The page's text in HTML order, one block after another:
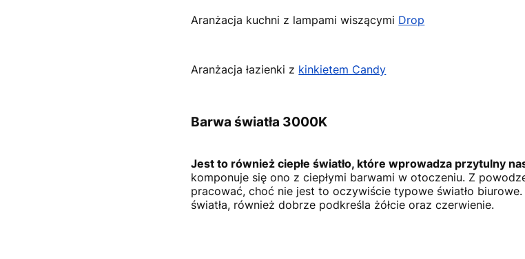
Aranżacja kuchni z lampami wiszącymi Drop
Aranżacja łazienki z kinkietem Candy
Barwa światła 3000K
Jest to również ciepłe światło, które wprowadza przytulny
komponuje się ono z ciepłymi barwami w otoczeniu. Z
pracować, choć nie jest to oczywiście typowe światło
światła, również dobrze podkreśla żółcie oraz czerwienie.